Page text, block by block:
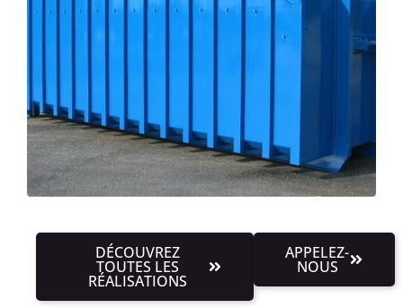
DÉCOUVREZ
TOUTES LES
RÉALISATIONS
APPELEZ-
NOUS